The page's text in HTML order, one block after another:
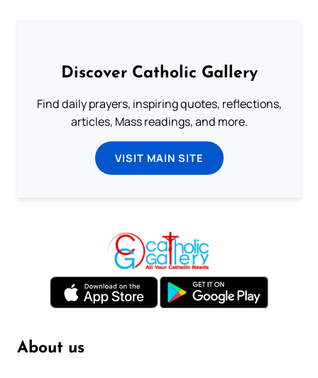
Discover Catholic Gallery
Find daily prayers, inspiring quotes, reflections,
articles, Mass readings, and more.
VISIT MAIN SITE
About us